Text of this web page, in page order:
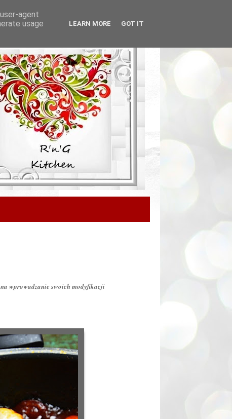
wprowadzanie swoich modyfikacji
agent
usage
LEARN MORE GOT IT